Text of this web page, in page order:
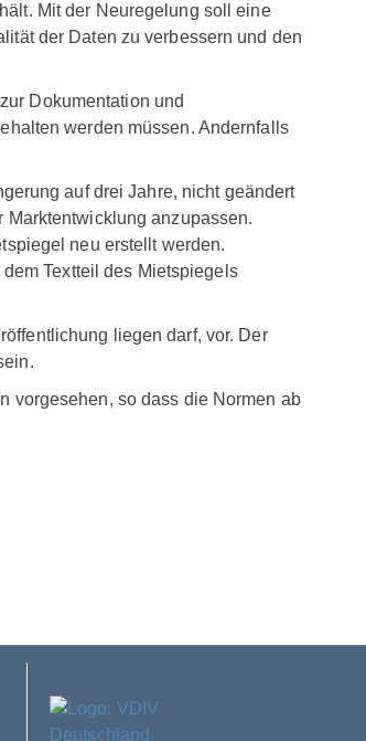
Mit der Neuregelung soll eine
der Daten zu verbessern und den
Dokumentation und
werden müssen. Andernfalls
auf drei Jahre, nicht geändert
anzupassen.
neu erstellt werden.
Textteil des Mietspiegels
liegen darf, vor. Der
vorgesehen, so dass die Normen ab